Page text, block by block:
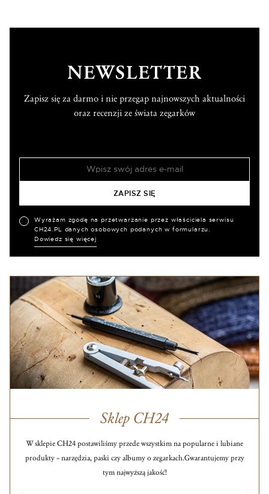
NEWSLETTER
Zapisz się za darmo i nie przegap najnowszych aktualności
oraz recenzji ze świata zegarków
Wyrażam zgodę na przetwarzanie przez właściciela serwisu
CH24.PL danych osobowych podanych w formularzu.
Dowiedz się więcej
Sklep CH24
W sklepie CH24 postawiliśmy przede wszystkim na popularne i lubiane
produkty – narzędzia, paski czy albumy o zegarkach.Gwarantujemy przy
tym najwyższą jakość!